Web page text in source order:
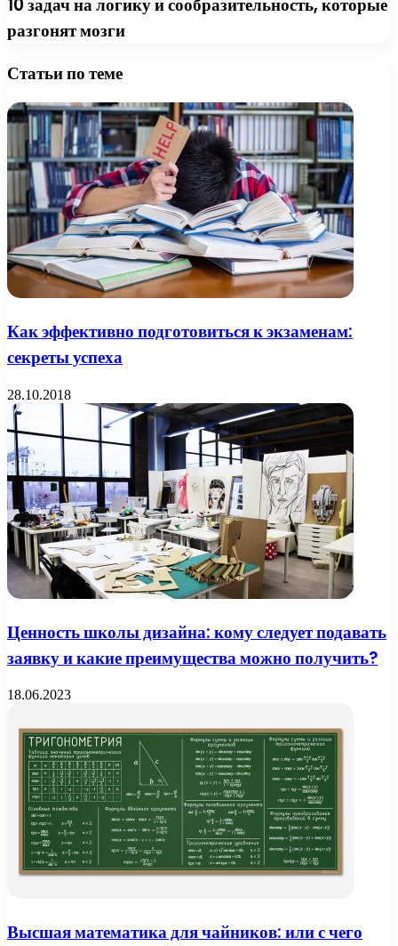
10 задач на логику и сообразительность, которые
разгонят мозги
Статьи по теме
Как эффективно подготовиться к экзаменам:
секреты успеха
28.10.2018
Ценность школы дизайна: кому следует подавать
заявку и какие преимущества можно получить?
18.06.2023
Высшая математика для чайников: или с чего